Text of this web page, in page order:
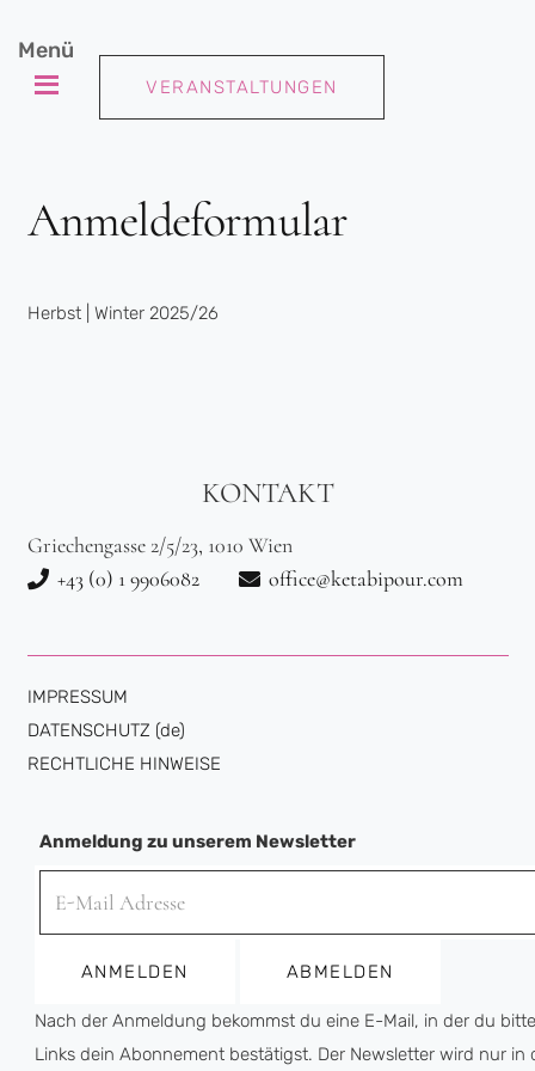
Menü
VERANSTALTUNGEN
Anmeldeformular
Herbst | Winter 2025/26
KONTAKT
Griechengasse 2/5/23, 1010 Wien
+43 (0) 1 9906082
office@ketabipour.com
IMPRESSUM
DATENSCHUTZ (de)
RECHTLICHE HINWEISE
Anmeldung zu unserem Newsletter
Nach der Anmeldung bekommst du eine E-Mail, in der du
Links dein Abonnement bestätigst. Der Newsletter wird nur in